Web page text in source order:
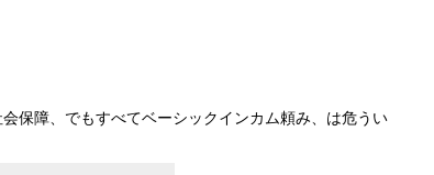
会保障、でもすべてベーシックインカム頼み、は危うい